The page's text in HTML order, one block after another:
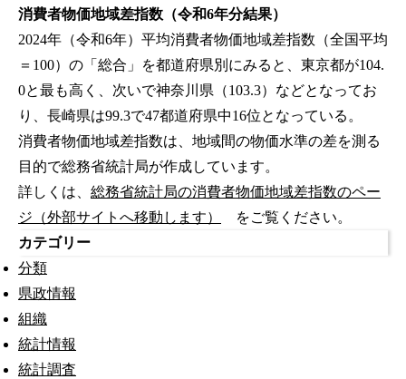
消費者物価地域差指数（令和6年分結果）
2024年（令和6年）平均消費者物価地域差指数（全国平均
＝100）の「総合」を都道府県別にみると、東京都が104.
0と最も高く、次いで神奈川県（103.3）などとなってお
り、長崎県は99.3で47都道府県中16位となっている。
消費者物価地域差指数は、地域間の物価水準の差を測る
目的で総務省統計局が作成しています。
詳しくは、 総務省統計局の消費者物価地域差指数のペー
ジ（外部サイトへ移動します）
をご覧ください。
カテゴリー
分類
県政情報
組織
統計情報
統計調査